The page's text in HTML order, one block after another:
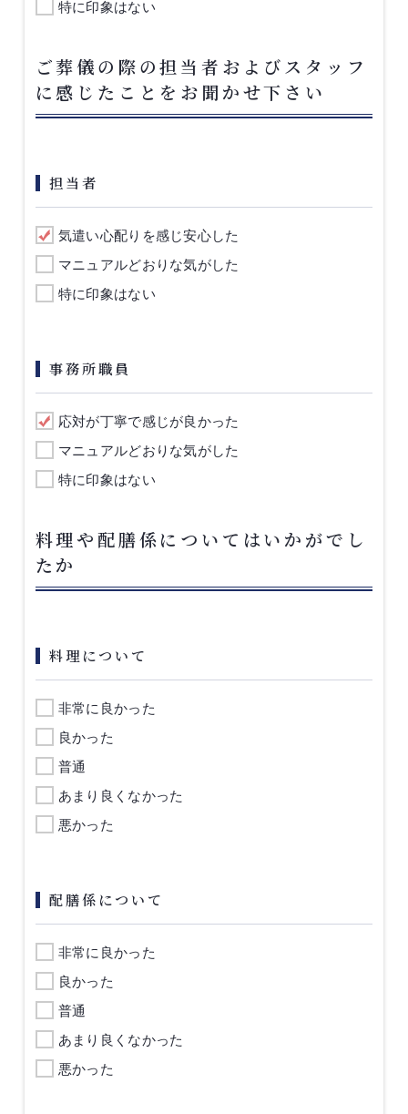
特に印象はない
ご葬儀の際の担当者およびスタッフ
に感じたことをお聞かせ下さい
担当者
気遣い心配りを感じ安心した
マニュアルどおりな気がした
特に印象はない
事務所職員
応対が丁寧で感じが良かった
マニュアルどおりな気がした
特に印象はない
料理や配膳係についてはいかがでし
たか
料理について
非常に良かった
良かった
普通
あまり良くなかった
悪かった
配膳係について
非常に良かった
良かった
普通
あまり良くなかった
悪かった